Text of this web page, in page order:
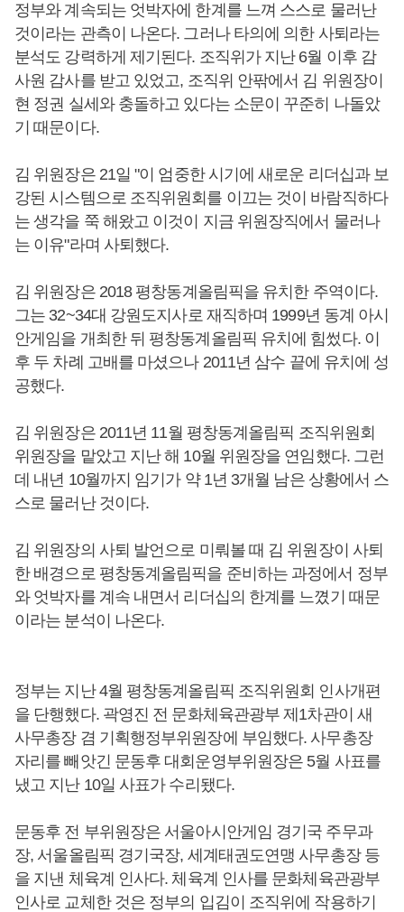
정부와 계속되는 엇박자에 한계를 느껴 스스로 물러난
것이라는 관측이 나온다. 그러나 타의에 의한 사퇴라는
분석도 강력하게 제기된다. 조직위가 지난 6월 이후 감
사원 감사를 받고 있었고, 조직위 안팎에서 김 위원장이
현 정권 실세와 충돌하고 있다는 소문이 꾸준히 나돌았
기 때문이다.
김 위원장은 21일 "이 엄중한 시기에 새로운 리더십과 보
강된 시스템으로 조직위원회를 이끄는 것이 바람직하다
는 생각을 쭉 해왔고 이것이 지금 위원장직에서 물러나
는 이유"라며 사퇴했다.
김 위원장은 2018 평창동계올림픽을 유치한 주역이다.
그는 32~34대 강원도지사로 재직하며 1999년 동계 아시
안게임을 개최한 뒤 평창동계올림픽 유치에 힘썼다. 이
후 두 차례 고배를 마셨으나 2011년 삼수 끝에 유치에 성
공했다.
김 위원장은 2011년 11월 평창동계올림픽 조직위원회
위원장을 맡았고 지난 해 10월 위원장을 연임했다. 그런
데 내년 10월까지 임기가 약 1년 3개월 남은 상황에서 스
스로 물러난 것이다.
김 위원장의 사퇴 발언으로 미뤄볼 때 김 위원장이 사퇴
한 배경으로 평창동계올림픽을 준비하는 과정에서 정부
와 엇박자를 계속 내면서 리더십의 한계를 느꼈기 때문
이라는 분석이 나온다.
정부는 지난 4월 평창동계올림픽 조직위원회 인사개편
을 단행했다. 곽영진 전 문화체육관광부 제1차관이 새
사무총장 겸 기획행정부위원장에 부임했다. 사무총장
자리를 빼앗긴 문동후 대회운영부위원장은 5월 사표를
냈고 지난 10일 사표가 수리됐다.
문동후 전 부위원장은 서울아시안게임 경기국 주무과
장, 서울올림픽 경기국장, 세계태권도연맹 사무총장 등
을 지낸 체육계 인사다. 체육계 인사를 문화체육관광부
인사로 교체한 것은 정부의 입김이 조직위에 작용하기